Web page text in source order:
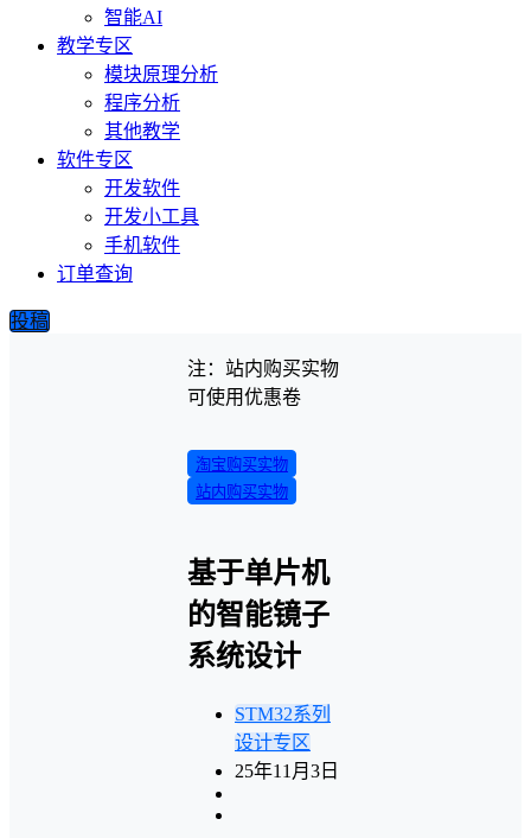
智能AI
教学专区
模块原理分析
程序分析
其他教学
软件专区
开发软件
开发小工具
手机软件
订单查询
投稿
注：站内购买实物
可使用优惠卷
淘宝购买实物
站内购买实物
基于单片机
的智能镜子
系统设计
STM32系列
设计专区
25年11月3日